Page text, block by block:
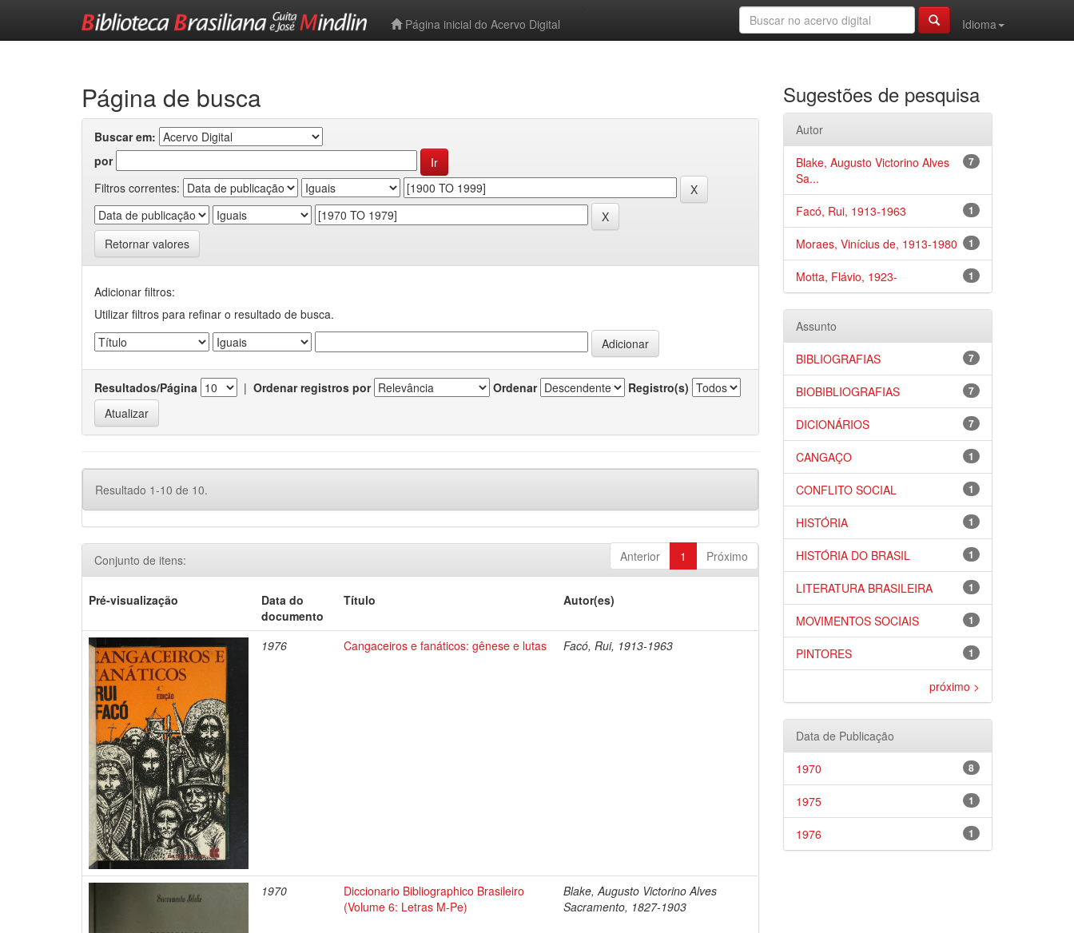
Página inicial do Acervo Digital
Idioma
Página de busca
Buscar em:
por
Filtros correntes:
Retornar valores
Adicionar filtros:
Utilizar filtros para refinar o resultado de busca.
Resultados/Página | Ordenar registros por Ordenar Registro(s)
Resultado 1-10 de 10.
Anterior 1 Próximo
Conjunto de itens:
Pré-visualização
Data do
documento
Título Autor(es)
1976 Cangaceiros e fanáticos: gênese e lutas Facó, Rui, 1913-1963
1970
Diccionario Bibliographico Brasileiro
(Volume 6: Letras M-Pe)
Blake, Augusto Victorino Alves
Sacramento, 1827-1903
Sugestões de pesquisa
Autor
7
Blake, Augusto Victorino Alves
Sa...
1
Facó, Rui, 1913-1963
1
Moraes, Vinícius de, 1913-1980
1
Motta, Flávio, 1923-
Assunto
7
BIBLIOGRAFIAS
7
BIOBIBLIOGRAFIAS
7
DICIONÁRIOS
1
CANGAÇO
1
CONFLITO SOCIAL
1
HISTÓRIA
1
HISTÓRIA DO BRASIL
1
LITERATURA BRASILEIRA
1
MOVIMENTOS SOCIAIS
1
PINTORES
próximo >
Data de Publicação
8
1970
1
1975
1
1976